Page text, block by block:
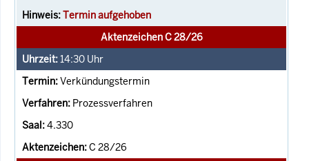
Termin aufgehoben
Aktenzeichen C 28/26
14:30 Uhr
Verkündungstermin
Prozessverfahren
4.330
C 28/26